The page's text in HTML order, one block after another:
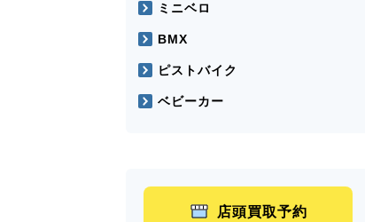
ミニベロ
BMX
ピストバイク
ベビーカー
店頭買取予約